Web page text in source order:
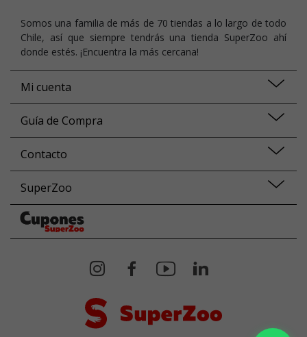
Somos una familia de más de 70 tiendas a lo largo de todo
Chile, así que siempre tendrás una tienda SuperZoo ahí
donde estés. ¡Encuentra la más cercana!
Mi cuenta
Guía de Compra
Contacto
SuperZoo